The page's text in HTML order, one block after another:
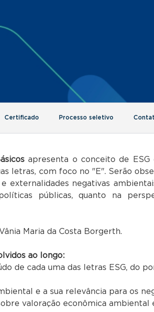
Certificado Processo seletivo
apresenta o conceito de
letras, com foco no "E". Serão
externalidades negativas
públicas, quanto na
Maria da Costa Borgerth.
ao longo:
de cada uma das letras ESG, do
e a sua relevância para os
valoração econômica ambiental